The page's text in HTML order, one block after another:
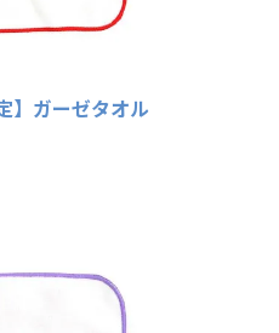
】ガーゼタオル